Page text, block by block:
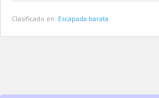
Clasificado en: Escapada barata